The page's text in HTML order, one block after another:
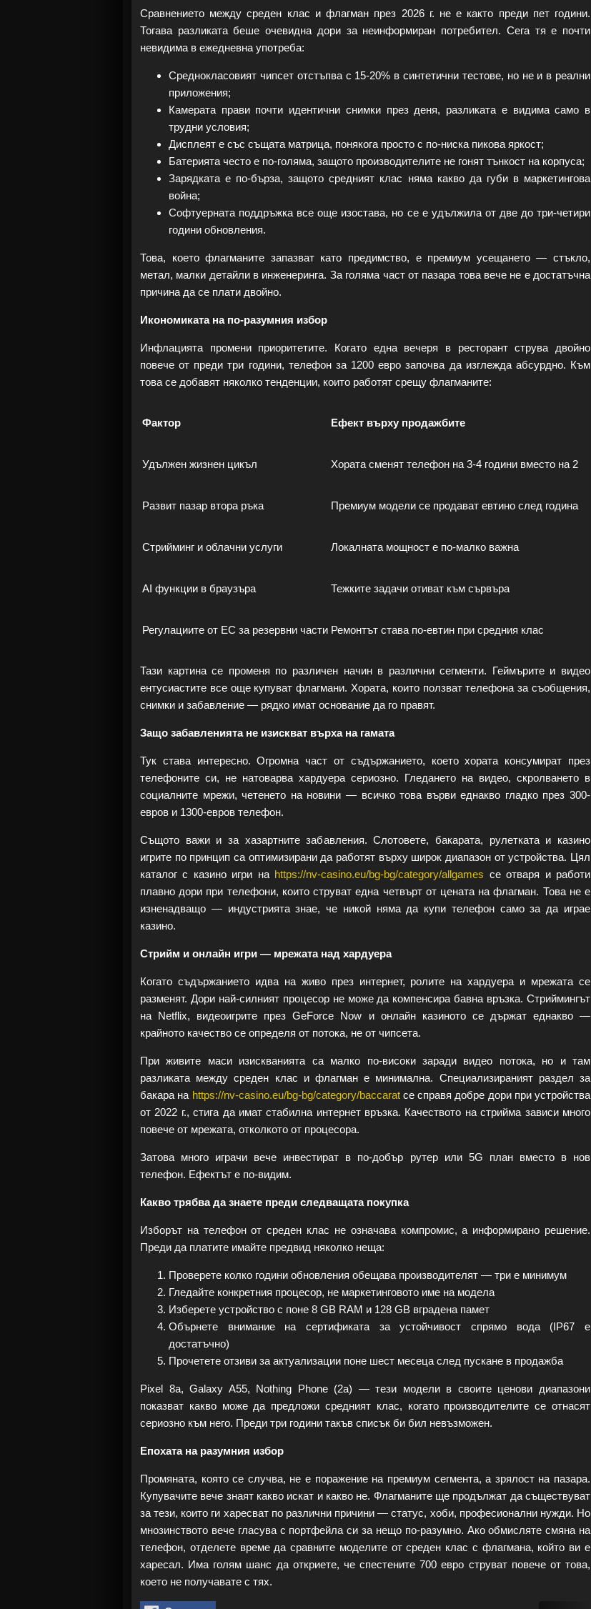
Сравнението между среден клас и флагман през 2026 г. не е както преди пет години.
Тогава разликата беше очевидна дори за неинформиран потребител. Сега тя е почти
невидима в ежедневна употреба:
Среднокласовият чипсет отстъпва с 15-20% в синтетични тестове, но не и в реални
приложения;
Камерата прави почти идентични снимки през деня, разликата е видима само в
трудни условия;
Дисплеят е със същата матрица, понякога просто с по-ниска пикова яркост;
Батерията често е по-голяма, защото производителите не гонят тънкост на корпуса;
Зарядката е по-бърза, защото средният клас няма какво да губи в маркетингова
война;
Софтуерната поддръжка все още изостава, но се е удължила от две до три-четири
години обновления.
Това, което флагманите запазват като предимство, е премиум усещането — стъкло,
метал, малки детайли в инженеринга. За голяма част от пазара това вече не е достатъчна
причина да се плати двойно.
Икономиката на по-разумния избор
Инфлацията промени приоритетите. Когато една вечеря в ресторант струва двойно
повече от преди три години, телефон за 1200 евро започва да изглежда абсурдно. Към
това се добавят няколко тенденции, които работят срещу флагманите:
Фактор Ефект върху продажбите
Удължен жизнен цикъл Хората сменят телефон на 3-4 години вместо на 2
Развит пазар втора ръка Премиум модели се продават евтино след година
Стрийминг и облачни услуги Локалната мощност е по-малко важна
AI функции в браузъра Тежките задачи отиват към сървъра
Регулациите от ЕС за резервни части Ремонтът става по-евтин при средния клас
Тази картина се променя по различен начин в различни сегменти. Геймърите и видео
ентусиастите все още купуват флагмани. Хората, които ползват телефона за съобщения,
снимки и забавление — рядко имат основание да го правят.
Защо забавленията не изискват върха на гамата
Тук става интересно. Огромна част от съдържанието, което хората консумират през
телефоните си, не натоварва хардуера сериозно. Гледането на видео, скролването в
социалните мрежи, четенето на новини — всичко това върви еднакво гладко през 300-
евров и 1300-евров телефон.
Същото важи и за хазартните забавления. Слотовете, бакарата, рулетката и казино
игрите по принцип са оптимизирани да работят върху широк диапазон от устройства. Цял
каталог с казино игри на https://nv-casino.eu/bg-bg/category/allgames се отваря и работи
плавно дори при телефони, които струват една четвърт от цената на флагман. Това не е
изненадващо — индустрията знае, че никой няма да купи телефон само за да играе
казино.
Стрийм и онлайн игри — мрежата над хардуера
Когато съдържанието идва на живо през интернет, ролите на хардуера и мрежата се
разменят. Дори най-силният процесор не може да компенсира бавна връзка. Стриймингът
на Netflix, видеоигрите през GeForce Now и онлайн казиното се държат еднакво —
крайното качество се определя от потока, не от чипсета.
При живите маси изискванията са малко по-високи заради видео потока, но и там
разликата между среден клас и флагман е минимална. Специализираният раздел за
бакара на https://nv-casino.eu/bg-bg/category/baccaratсе справя добре дори при устройства
от 2022 г., стига да имат стабилна интернет връзка. Качеството на стрийма зависи много
повече от мрежата, отколкото от процесора.
Затова много играчи вече инвестират в по-добър рутер или 5G план вместо в нов
телефон. Ефектът е по-видим.
Какво трябва да знаете преди следващата покупка
Изборът на телефон от среден клас не означава компромис, а информирано решение.
Преди да платите имайте предвид няколко неща:
Проверете колко години обновления обещава производителят — три е минимум
Гледайте конкретния процесор, не маркетинговото име на модела
Изберете устройство с поне 8 GB RAM и 128 GB вградена памет
Обърнете внимание на сертификата за устойчивост спрямо вода (IP67 е
достатъчно)
Прочетете отзиви за актуализации поне шест месеца след пускане в продажба
Pixel 8a, Galaxy A55, Nothing Phone (2a) — тези модели в своите ценови диапазони
показват какво може да предложи средният клас, когато производителите се отнасят
сериозно към него. Преди три години такъв списък би бил невъзможен.
Епохата на разумния избор
Промяната, която се случва, не е поражение на премиум сегмента, а зрялост на пазара.
Купувачите вече знаят какво искат и какво не. Флагманите ще продължат да съществуват
за тези, които ги харесват по различни причини — статус, хоби, професионални нужди. Но
мнозинството вече гласува с портфейла си за нещо по-разумно. Ако обмисляте смяна на
телефон, отделете време да сравните моделите от среден клас с флагмана, който ви е
харесал. Има голям шанс да откриете, че спестените 700 евро струват повече от това,
което не получавате с тях.